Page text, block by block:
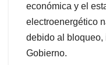
económica y el
electroenergético
debido al bloqueo,
Gobierno.